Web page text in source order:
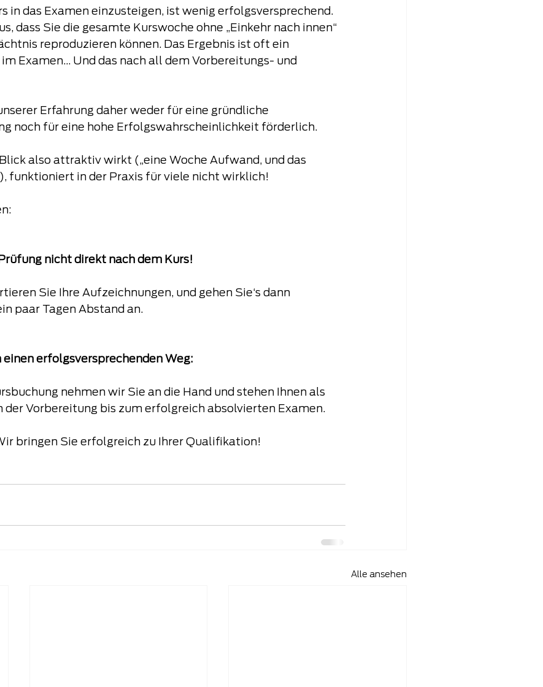
in das Examen einzusteigen, ist wenig erfolgsversprechend.
dass Sie die gesamte Kurswoche ohne „Einkehr nach innen“
reproduzieren können. Das Ergebnis ist oft ein
im Examen… Und das nach all dem Vorbereitungs- und
Erfahrung daher weder für eine gründliche
noch für eine hohe Erfolgswahrscheinlichkeit förderlich.
also attraktiv wirkt („eine Woche Aufwand, und das
funktioniert in der Praxis für viele nicht wirklich!
nicht direkt nach dem Kurs!
Sie Ihre Aufzeichnungen, und gehen Sie‘s dann
paar Tagen Abstand an.
erfolgsversprechenden Weg:
nehmen wir Sie an die Hand und stehen Ihnen als
der Vorbereitung bis zum erfolgreich absolvierten Examen.
bringen Sie erfolgreich zu Ihrer Qualifikation!
Alle ansehen